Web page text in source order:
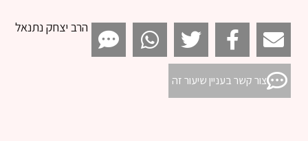
הרב יצחק נתנאל
צור קשר בעניין שיעור זה